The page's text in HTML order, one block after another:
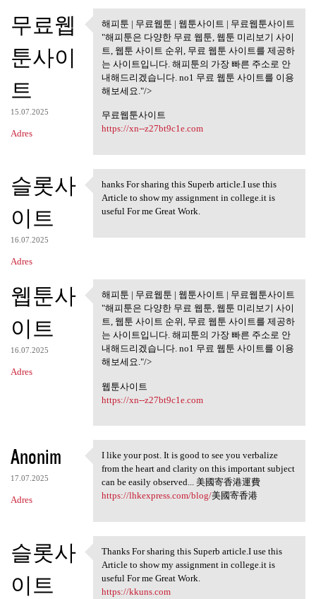
무료웹
툰사이
트
15.07.2025
Adres
해피툰 | 무료웹툰 | 웹툰사이트 |
무료웹툰사이트
해피툰 | 무료웹툰 | 웹툰사이트 | 무료웹툰사이트
"해피툰은 다양한 무료 웹툰, 웹툰 미리보기 사이
트, 웹툰 사이트 순위, 무료 웹툰 사이트를 제공하
는 사이트입니다. 해피툰의 가장 빠른 주소로 안
내해드리겠습니다. no1 무료 웹툰 사이트를 이용
해보세요."/>
무료웹툰사이트
https://xn--z27bt9c1e.com
슬롯사
이트
16.07.2025
Adres
hanks For sharing this Superb
hanks For sharing this Superb article.I use this
Article to show my assignment in college.it is
useful For me Great Work.
웹툰사
이트
16.07.2025
Adres
해피툰 | 무료웹툰 | 웹툰사이트 |
무료웹툰사이트
해피툰 | 무료웹툰 | 웹툰사이트 | 무료웹툰사이트
"해피툰은 다양한 무료 웹툰, 웹툰 미리보기 사이
트, 웹툰 사이트 순위, 무료 웹툰 사이트를 제공하
는 사이트입니다. 해피툰의 가장 빠른 주소로 안
내해드리겠습니다. no1 무료 웹툰 사이트를 이용
해보세요."/>
웹툰사이트
https://xn--z27bt9c1e.com
Anonim
17.07.2025
Adres
I like your post. It is good
I like your post. It is good to see you verbalize
from the heart and clarity on this important subject
can be easily observed... 美國寄香港運費
https://lhkexpress.com/blog/美國寄香港
슬롯사
이트
Thanks For sharing this
Thanks For sharing this Superb article.I use this
Article to show my assignment in college.it is
useful For me Great Work.
https://kkuns.com